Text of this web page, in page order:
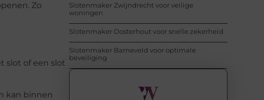
Zo
slot of een slot
kan binnen
Slotenmaker Zwijndrecht voor veilige
woningen
Slotenmaker Oosterhout voor snelle zekerheid
Slotenmaker Barneveld voor optimale
beveiliging